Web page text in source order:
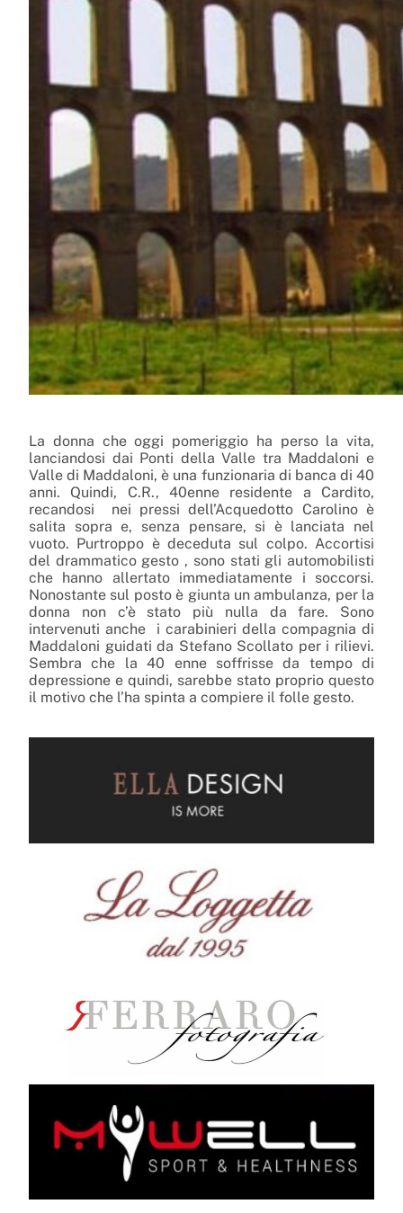
La donna che oggi pomeriggio ha perso la vita,
lanciandosi dai Ponti della Valle tra Maddaloni e
Valle di Maddaloni, è una funzionaria di banca di 40
anni. Quindi, C.R., 40enne residente a Cardito,
recandosi
nei pressi dell’Acquedotto Carolino è
salita sopra e, senza pensare, si è lanciata nel
vuoto. Purtroppo è deceduta sul colpo. Accortisi
del drammatico gesto , sono stati gli automobilisti
che hanno allertato immediatamente i soccorsi.
Nonostante sul posto è giunta un ambulanza, per la
donna non c’è stato più nulla da fare. Sono
intervenuti anche
i carabinieri della compagnia di
Maddaloni guidati da Stefano Scollato per i rilievi.
Sembra che la 40 enne soffrisse da tempo di
depressione e quindi, sarebbe stato proprio questo
il motivo che l’ha spinta a compiere il folle gesto.